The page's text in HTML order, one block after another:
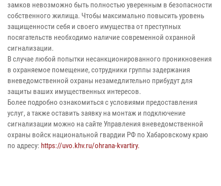
замков невозможно быть полностью уверенным в безопасности
собственного жилища. Чтобы максимально повысить уровень
защищенности себя и своего имущества от преступных
посягательств необходимо наличие современной охранной
сигнализации.
В случае любой попытки несанкционированного проникновения
в охраняемое помещение, сотрудники группы задержания
вневедомственной охраны незамедлительно прибудут для
защиты ваших имущественных интересов.
Более подробно ознакомиться с условиями предоставления
услуг, а также оставить заявку на монтаж и подключение
сигнализации можно на сайте Управления вневедомственной
охраны войск национальной гвардии РФ по Хабаровскому краю
по адресу: https://uvo.khv.ru/ohrana-kvartiry.